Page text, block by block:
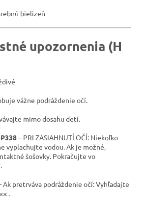
bielizeň
upozornenia (H
vážne podráždenie očí.
mimo dosahu detí.
– PRI ZASIAHNUTÍ OČÍ: Niekoľko
vyplachujte vodou. Ak je možné,
šošovky. Pokračujte vo
Ak pretrváva podráždenie očí: Vyhľadajte